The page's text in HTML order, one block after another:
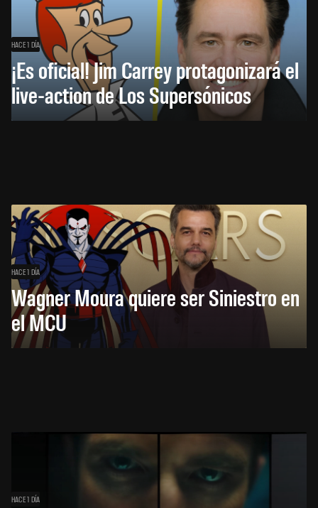
HACE 1 DÍA
¡Es oficial! Jim Carrey protagonizará el
live-action de Los Supersónicos
HACE 1 DÍA
Wagner Moura quiere ser Siniestro en
el MCU
HACE 1 DÍA